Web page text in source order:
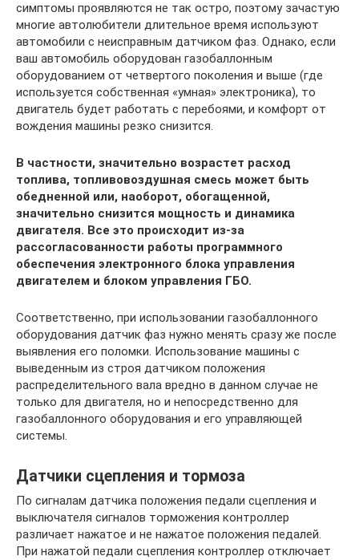
симптомы проявляются не так остро, поэтому зачастую
многие автолюбители длительное время используют
автомобили с неисправным датчиком фаз. Однако, если
ваш автомобиль оборудован газобаллонным
оборудованием от четвертого поколения и выше (где
используется собственная «умная» электроника), то
двигатель будет работать с перебоями, и комфорт от
вождения машины резко снизится.
В частности, значительно возрастет расход
топлива, топливовоздушная смесь может быть
обедненной или, наоборот, обогащенной,
значительно снизится мощность и динамика
двигателя. Все это происходит из-за
рассогласованности работы программного
обеспечения электронного блока управления
двигателем и блоком управления ГБО.
Соответственно, при использовании газобаллонного
оборудования датчик фаз нужно менять сразу же после
выявления его поломки. Использование машины с
выведенным из строя датчиком положения
распределительного вала вредно в данном случае не
только для двигателя, но и непосредственно для
газобаллонного оборудования и его управляющей
системы.
Датчики сцепления и тормоза
По сигналам датчика положения педали сцепления и
выключателя сигналов торможения контроллер
различает нажатое и не нажатое положения педалей.
При нажатой педали сцепления контроллер отключает